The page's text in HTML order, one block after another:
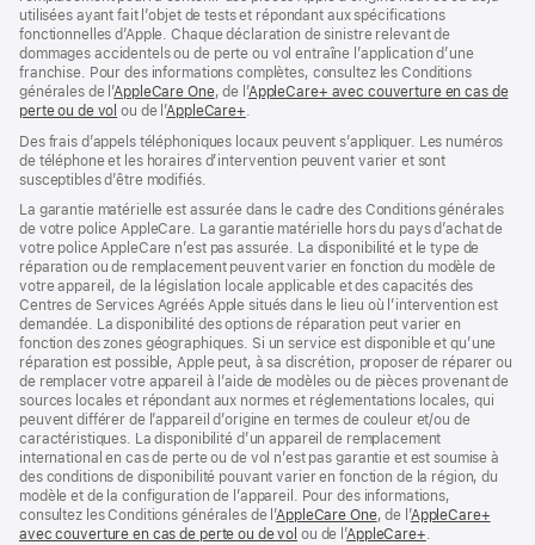
utilisées ayant fait l’objet de tests et répondant aux spécifications
fonctionnelles d’Apple. Chaque déclaration de sinistre relevant de
dommages accidentels ou de perte ou vol entraîne l’application d’une
franchise. Pour des informations complètes, consultez les Conditions
générales de l’AppleCare One(s’ouvre
dans
nouvelle
fenêtre)
, de l’AppleCare+ avec couverture en cas de
perte ou de vol (s’ouvre
une
nouvelle
fenêtre)
ou de l’AppleCare+(s’ouvre
une
nouvelle
.
Des frais d’appels téléphoniques locaux peuvent s’appliquer. Les numéros
de téléphone et les horaires d’intervention peuvent varier et sont
susceptibles d’être modifiés.
La garantie matérielle est assurée dans le cadre des Conditions générales
de votre police AppleCare. La garantie matérielle hors du pays d’achat de
votre police AppleCare n’est pas assurée. La disponibilité et le type de
réparation ou de remplacement peuvent varier en fonction du modèle de
votre appareil, de la législation locale applicable et des capacités des
Centres de Services Agréés Apple situés dans le lieu où l’intervention est
demandée. La disponibilité des options de réparation peut varier en
fonction des zones géographiques. Si un service est disponible et qu’une
réparation est possible, Apple peut, à sa discrétion, proposer de réparer ou
de remplacer votre appareil à l’aide de modèles ou de pièces provenant de
sources locales et répondant aux normes et réglementations locales, qui
peuvent différer de l’appareil d’origine en termes de couleur et/ou de
caractéristiques. La disponibilité d’un appareil de remplacement
international en cas de perte ou de vol n’est pas garantie et est soumise à
des conditions de disponibilité pouvant varier en fonction de la région, du
modèle et de la configuration de l’appareil. Pour des informations,
consultez les Conditions générales de l’AppleCare One(s’ouvre
dans
, de l’AppleCare+
avec couverture en cas de perte ou de vol (s’ouvre
ou de l’AppleCare+(s’ouvre
.